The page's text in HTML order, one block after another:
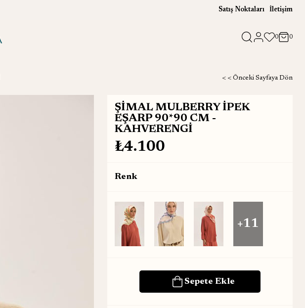
Satış Noktaları İletişim
0 0
< < Önceki Sayfaya Dön
ŞİMAL MULBERRY İPEK
EŞARP 90*90 CM -
KAHVERENGİ
₺4.100
Renk
+11